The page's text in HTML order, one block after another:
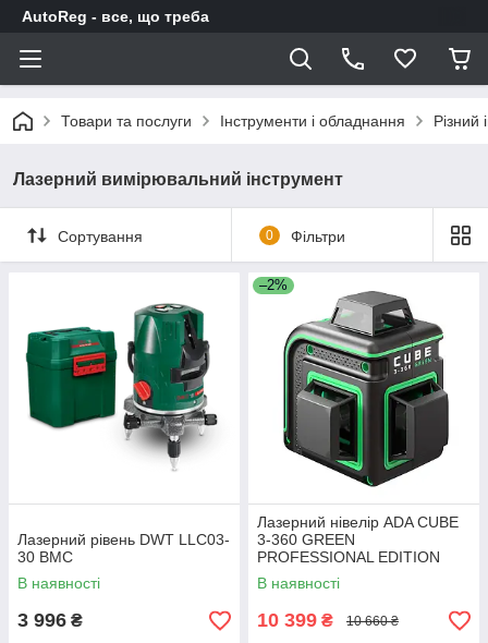
AutoReg - все, що треба
Товари та послуги Інструменти і обладнання Різний
Лазерний вимірювальний інструмент
Сортування 0 Фільтри
Лазерний рівень DWT LLC03-
30 BMC
В наявності
3 996 ₴
–2%
Лазерний нівелір ADA CUBE
3-360 GREEN
PROFESSIONAL EDITION
А00573
В наявності
10 399 ₴ 10 660 ₴